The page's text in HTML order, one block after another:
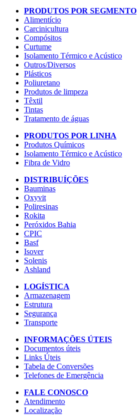
PRODUTOS POR SEGMENTO
Alimentício
Carcinicultura
Compósitos
Curtume
Isolamento Térmico e Acústico
Outros/Diversos
Plásticos
Poliuretano
Produtos de limpeza
Têxtil
Tintas
Tratamento de águas
PRODUTOS POR LINHA
Produtos Químicos
Isolamento Térmico e Acústico
Fibra de Vidro
DISTRIBUÍÇÕES
Bauminas
Oxyvit
Poliresinas
Rokita
Peróxidos Bahia
CPIC
Basf
Isover
Solenis
Ashland
LOGÍSTICA
Armazenagem
Estrutura
Segurança
Transporte
INFORMAÇÕES ÚTEIS
Documentos úteis
Links Úteis
Tabela de Conversões
Telefones de Emergência
FALE CONOSCO
Atendimento
Localização